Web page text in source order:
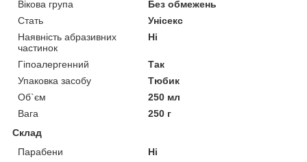
Вікова група
Без обмежень
Стать
Унісекс
Наявність абразивних
частинок
Ні
Гіпоалергенний
Так
Упаковка засобу
Тюбик
Об`єм
250 мл
Вага
250 г
Склад
Парабени
Ні